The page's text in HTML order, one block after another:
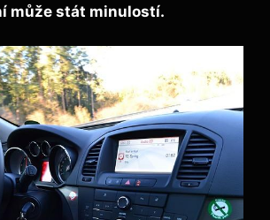
může stát minulostí.